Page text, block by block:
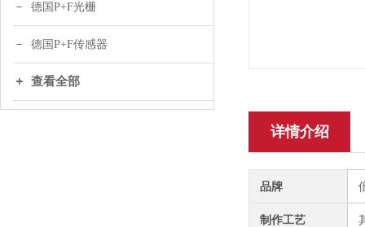
德国P+F光栅
德国P+F传感器
查看全部
详情介绍
品牌
制作工艺